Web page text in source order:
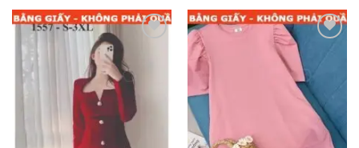
wishlist
wishlist